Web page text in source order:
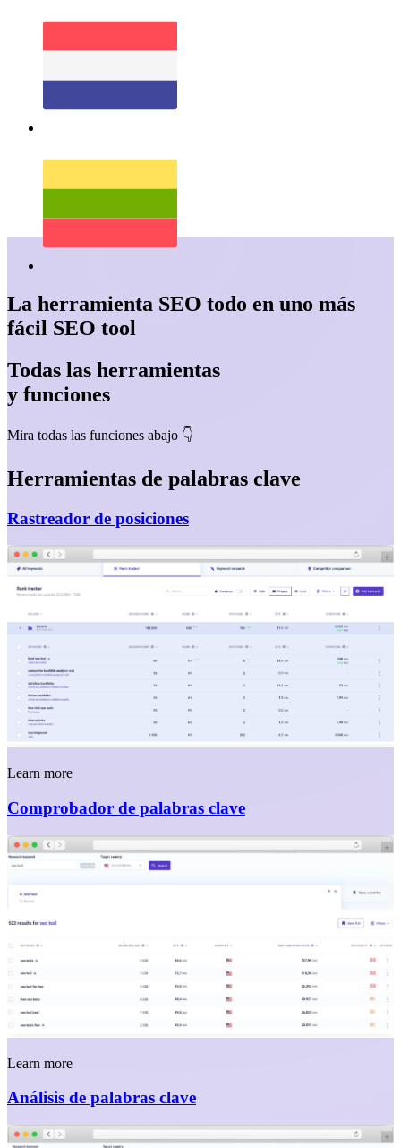
La herramienta SEO todo en uno más
fácil SEO tool
Todas las herramientas
y funciones
Mira todas las funciones abajo 👇️
Herramientas de palabras clave
Rastreador de posiciones
Learn more
Comprobador de palabras clave
Learn more
Análisis de palabras clave